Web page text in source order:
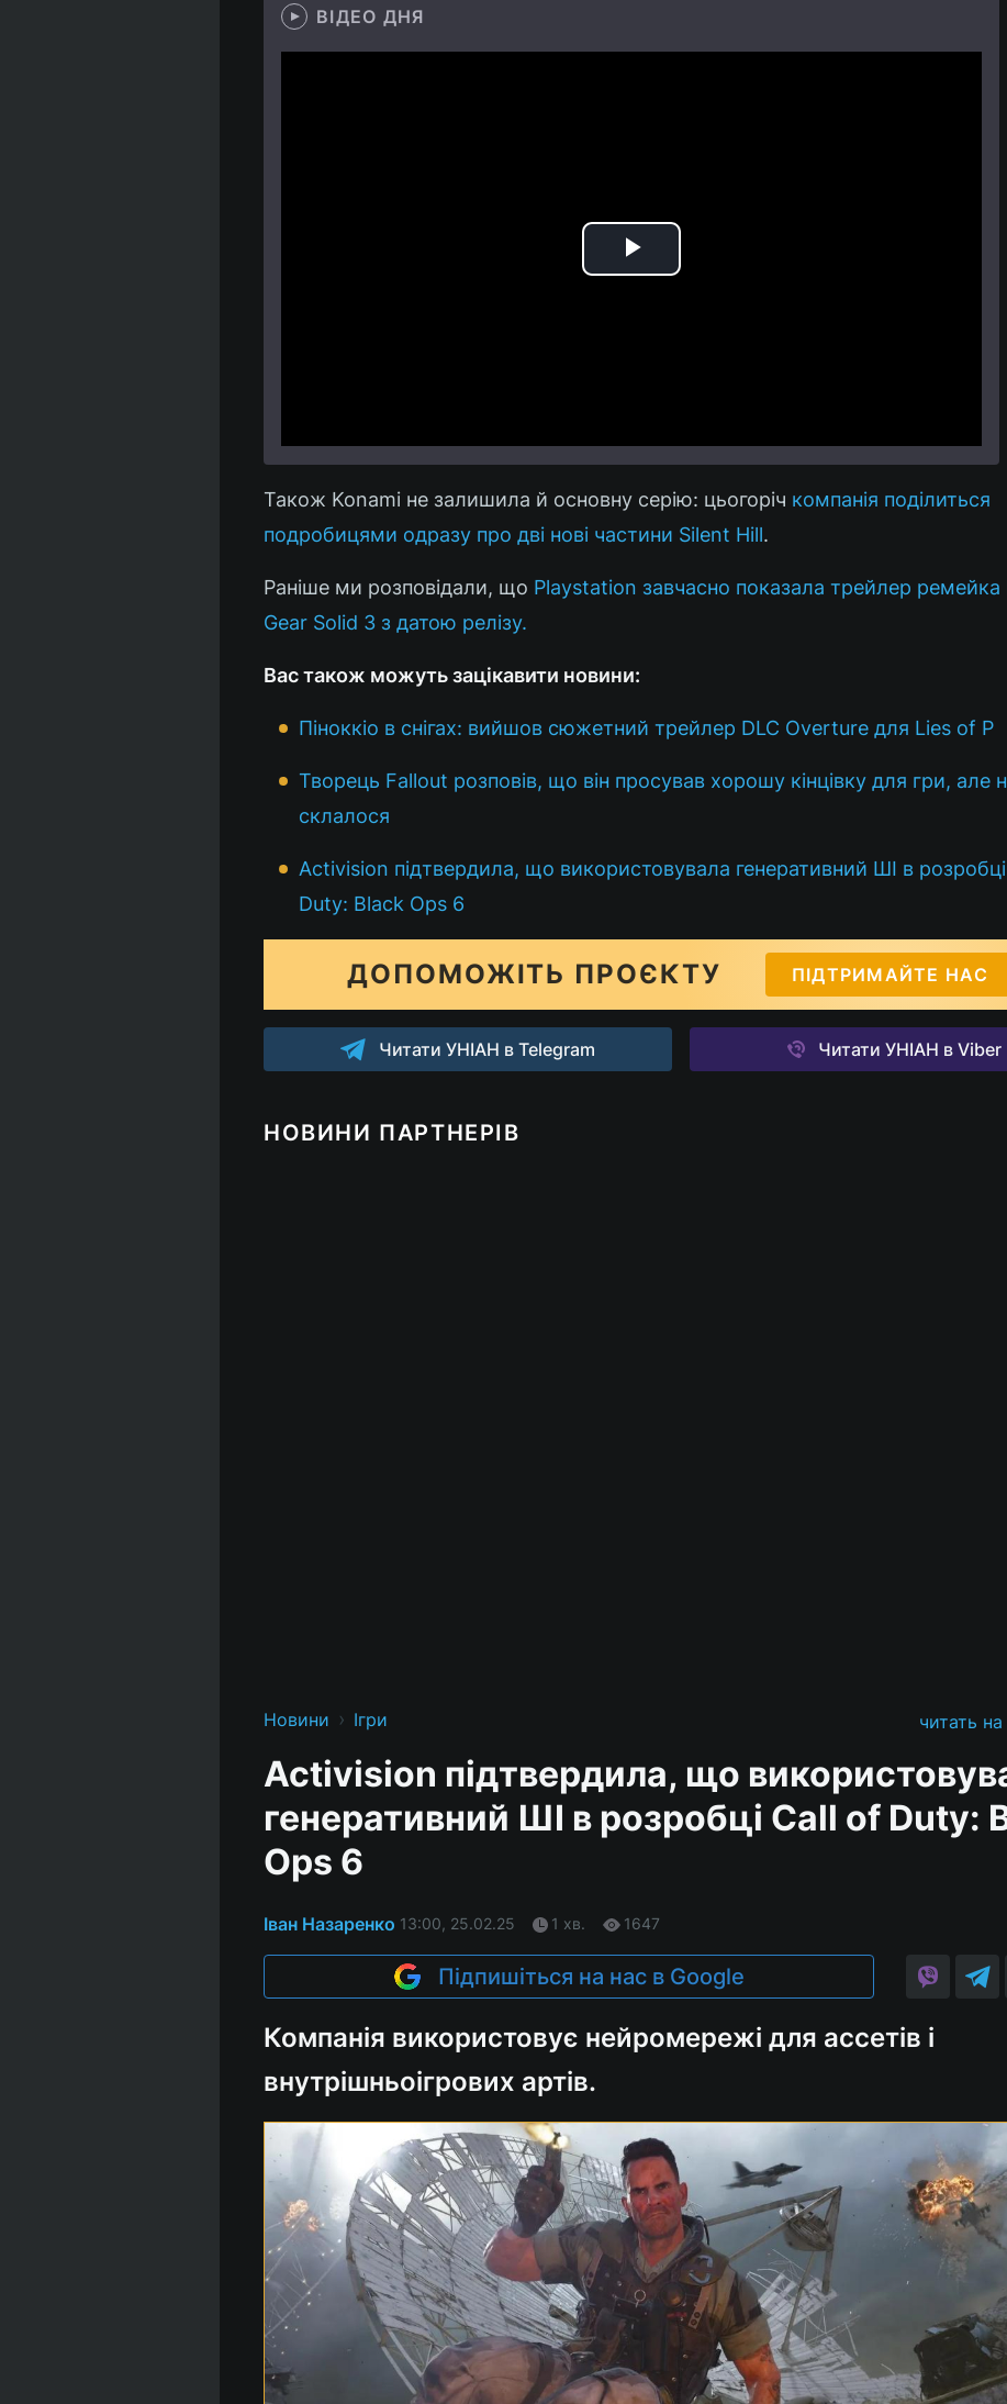
ВІДЕО ДНЯ
Play
Також Konami не залишила й основну серію: цьогоріч компанія поділиться
подробицями одразу про дві нові частини Silent Hill.
Раніше ми розповідали, що Playstation завчасно показала трейлер ремейка
Gear Solid 3 з датою релізу.
Вас також можуть зацікавити новини:
Піноккіо в снігах: вийшов сюжетний трейлер DLC Overture для Lies of P
Творець Fallout розповів, що він просував хорошу кінцівку для гри, але
склалося
Activision підтвердила, що використовувала генеративний ШІ в
Duty: Black Ops 6
ДОПОМОЖІТЬ ПРОЄКТУ ПІДТРИМАЙТЕ НАС
Читати УНІАН в Telegram Читати УНІАН в Viber
НОВИНИ ПАРТНЕРІВ
Новини › Ігри читать
Activision підтвердила, що
генеративний ШІ в розробці Call of Duty:
Ops 6
Іван Назаренко 13:00, 25.02.25 1 хв. 1647
Підпишіться на нас в Google
Компанія використовує нейромережі для ассетів і
внутрішньоігрових артів.